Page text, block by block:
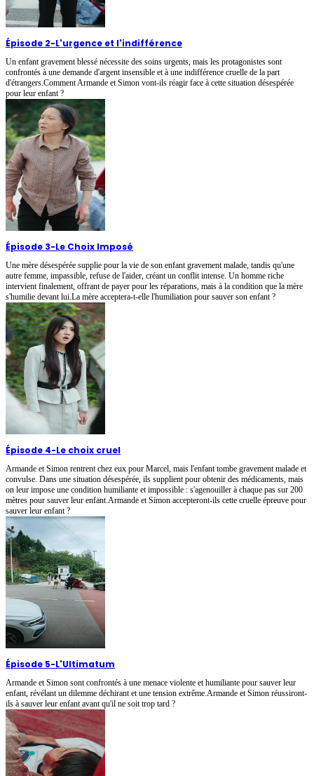
Épisode 2-L'urgence et l'indifférence
Un enfant gravement blessé nécessite des soins urgents, mais les protagonistes sont
confrontés à une demande d'argent insensible et à une indifférence cruelle de la part
d'étrangers.Comment Armande et Simon vont-ils réagir face à cette situation désespérée
pour leur enfant ?
Épisode 3-Le Choix Imposé
Une mère désespérée supplie pour la vie de son enfant gravement malade, tandis qu'une
autre femme, impassible, refuse de l'aider, créant un conflit intense. Un homme riche
intervient finalement, offrant de payer pour les réparations, mais à la condition que la mère
s'humilie devant lui.La mère acceptera-t-elle l'humiliation pour sauver son enfant ?
Épisode 4-Le choix cruel
Armande et Simon rentrent chez eux pour Marcel, mais l'enfant tombe gravement malade et
convulse. Dans une situation désespérée, ils supplient pour obtenir des médicaments, mais
on leur impose une condition humiliante et impossible : s'agenouiller à chaque pas sur 200
mètres pour sauver leur enfant.Armande et Simon accepteront-ils cette cruelle épreuve pour
sauver leur enfant ?
Épisode 5-L'Ultimatum
Armande et Simon sont confrontés à une menace violente et humiliante pour sauver leur
enfant, révélant un dilemme déchirant et une tension extrême.Armande et Simon réussiront-
ils à sauver leur enfant avant qu'il ne soit trop tard ?